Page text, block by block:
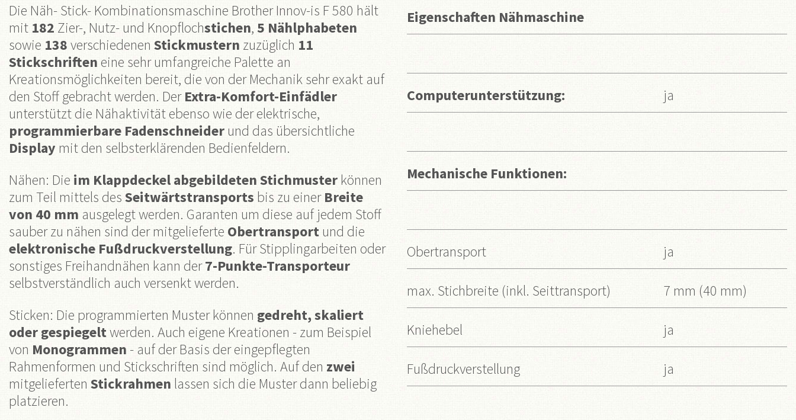
Die Näh- Stick- Kombinationsmaschine Brother Innov-is F 580 hält
mit 182 Zier-, Nutz- und Knopflochstichen,5 Nählphabeten
sowie 138verschiedenen Stickmustern zuzüglich 11
Stickschriften eine sehr umfangreiche Palette an
Kreationsmöglichkeiten bereit, die von der Mechanik sehr exakt auf
den Stoff gebracht werden. DerExtra-Komfort-Einfädler
unterstützt die Nähaktivität ebenso wie der elektrische,
programmierbare Fadenschneiderund das übersichtliche
Display mit den selbsterklärenden Bedienfeldern.
Nähen: Die im Klappdeckel abgebildeten Stichmusterkönnen
zum Teil mittels desSeitwärtstransports bis zu einerBreite
von 40 mm ausgelegt werden. Garanten um diese auf jedem Stoff
sauber zu nähen sind der mitgelieferte Obertransportund die
elektronische Fußdruckverstellung. Für Stipplingarbeiten oder
sonstiges Freihandnähen kann der7-Punkte-Transporteur
selbstverständlich auch versenkt werden.
Sticken: Die programmierten Muster können gedreht, skaliert
oder gespiegeltwerden. Auch eigene Kreationen - zum Beispiel
von Monogrammen - auf der Basis der eingepflegten
Rahmenformen und Stickschriften sind möglich. Auf den zwei
mitgelieferten Stickrahmen lassen sich die Muster dann beliebig
platzieren.
Eigenschaften Nähmaschine
Computerunterstützung: ja
Mechanische Funktionen:
Obertransport ja
max. Stichbreite (inkl. Seittransport) 7 mm (40 mm)
Kniehebel ja
Fußdruckverstellung ja